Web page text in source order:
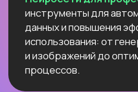
рутинных процессов.
Нейросети для разработки и